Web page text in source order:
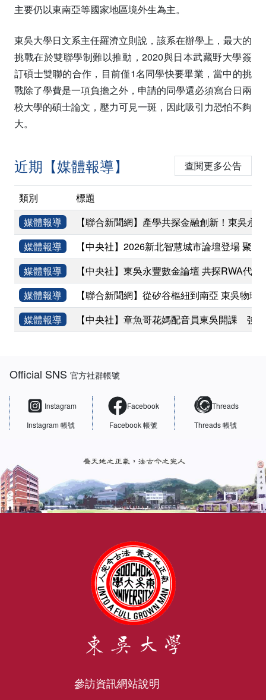
主要仍以東南亞等國家地區境外生為主。
東吳大學日文系主任羅濟立則說，該系在辦學上，最大的
挑戰在於雙聯學制難以推動，2020與日本武藏野大學簽
訂碩士雙聯的合作，目前僅1名同學快要畢業，當中的挑
戰除了學費是一項負擔之外，申請的同學還必須寫台日兩
校大學的碩士論文，壓力可見一斑，因此吸引力恐怕不夠
大。
近期【媒體報導】 查閱更多公告
類別
標題
媒體報導
【聯合新聞網】產學共探金融創新！東吳
媒體報導
【中央社】2026新北智慧城市論壇登場 聚
媒體報導
【中央社】東吳永豐數金論壇 共探RWA代幣
媒體報導
【聯合新聞網】從矽谷樞紐到南亞 東吳物理
媒體報導
【中央社】章魚哥花媽配音員東吳開課 強
Official SNS官方社群帳號
Instagram
Instagram 帳號
Facebook
Facebook 帳號
Threads
Threads 帳號
參訪資訊網站說明